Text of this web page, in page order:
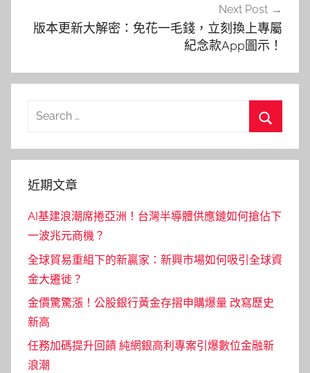
Next Post
版本更新大解密：免花一毛錢，立刻換上專屬
紀念款App圖示！
Search
近期文章
AI基建浪潮席捲亞洲！台灣半導體供應鏈如何搶佔下
一波兆元商機？
全球貿易重組下的新贏家：新興市場如何吸引全球資
金大遷徙？
金價驚驚漲！公股銀行黃金存摺申購爆量 改寫歷史
新高
任務加碼提升回饋 純網銀高利專案引爆數位金融新
浪潮